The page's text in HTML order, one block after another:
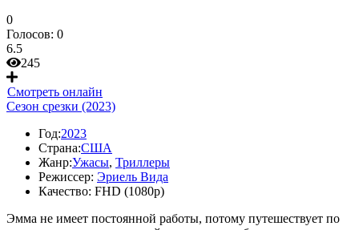
0
Голосов: 0
6.5
245
Смотреть онлайн
Сезон срезки (2023)
Год:2023
Страна:США
Жанр:Ужасы, Триллеры
Режиссер: Эриель Вида
Качество: FHD (1080p)
Эмма не имеет постоянной работы, потому путешествует по